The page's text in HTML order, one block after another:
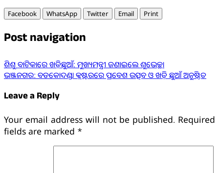
Facebook WhatsApp Twitter Email Print
Post navigation
ଶିଶୁ ବାଟିକାରେ ଖଡ଼ିଛୁଆଁ: ମୁଖ୍ୟମନ୍ତ୍ରୀ ଜଣାଇଲେ ଶୁଭେଚ୍ଛା
ଭଞ୍ଜନଗର: ବଡକୋଦଣ୍ଡା କ୍ଲଷ୍ଟରରେ ପ୍ରବେଶ ଉତ୍ସବ ଓ ଖଡ଼ି ଛୁଆଁ ଅନୁଷ୍ଠିତ
Leave a Reply
Your email address will not be published. Required
fields are marked *